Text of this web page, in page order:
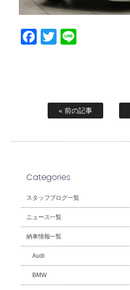
Facebook
Twitter
« 前の記事
Categories
スタッフブログ一覧
ニュース一覧
納車情報一覧
Audi
BMW